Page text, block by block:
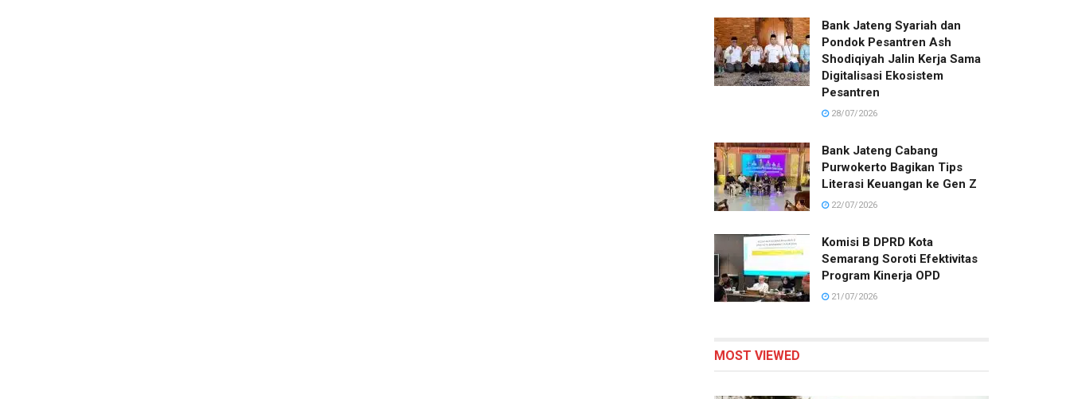
Bank Jateng Syariah dan
Pondok Pesantren Ash
Shodiqiyah Jalin Kerja Sama
Digitalisasi Ekosistem
Pesantren
28/07/2026
Bank Jateng Cabang
Purwokerto Bagikan Tips
Literasi Keuangan ke Gen Z
22/07/2026
Komisi B DPRD Kota
Semarang Soroti Efektivitas
Program Kinerja OPD
21/07/2026
MOST VIEWED